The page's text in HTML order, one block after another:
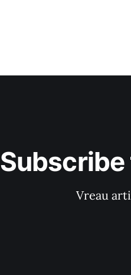
Vreau